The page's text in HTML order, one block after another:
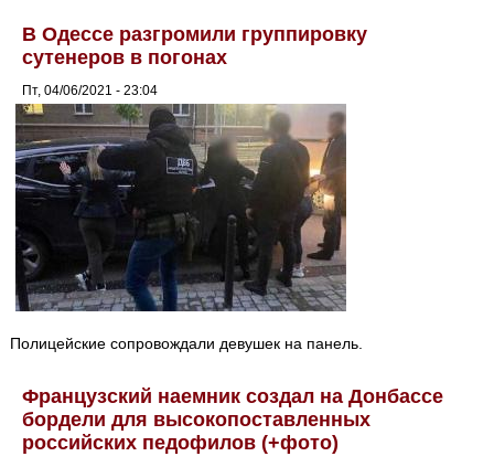
В Одессе разгромили группировку
сутенеров в погонах
Пт, 04/06/2021 - 23:04
Полицейские сопровождали девушек на панель.
Французский наемник создал на Донбассе
бордели для высокопоставленных
российских педофилов (+фото)